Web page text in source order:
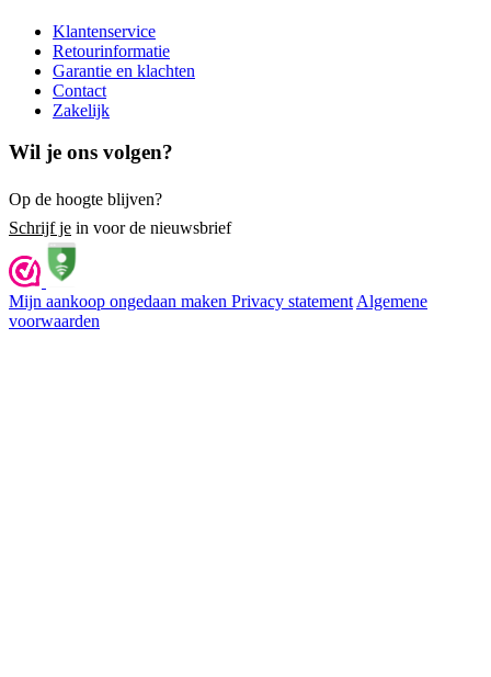
Klantenservice
Retourinformatie
Garantie en klachten
Contact
Zakelijk
Wil je ons volgen?
Op de hoogte blijven?
Schrijf je in voor de nieuwsbrief
Mijn aankoop ongedaan maken Privacy statement Algemene
voorwaarden